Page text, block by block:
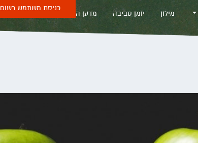
מילון יומן סביבה מדען החודש
כניסת משתמש רשום